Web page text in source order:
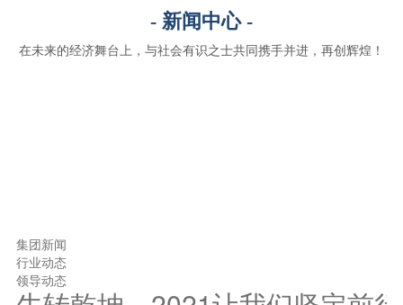
- 新闻中心 -
在未来的经济舞台上，与社会有识之士共同携手并进，再创辉煌！
集团新闻
行业动态
领导动态